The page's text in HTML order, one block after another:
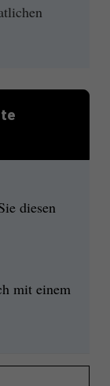
diesen
mit einem